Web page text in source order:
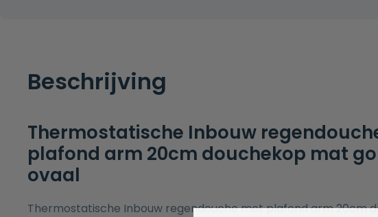
Beschrijving
Thermostatische Inbouw
plafond arm 20cm douchekop mat
ovaal
Thermostatische Inbouw regendouche met plafond arm 20cm